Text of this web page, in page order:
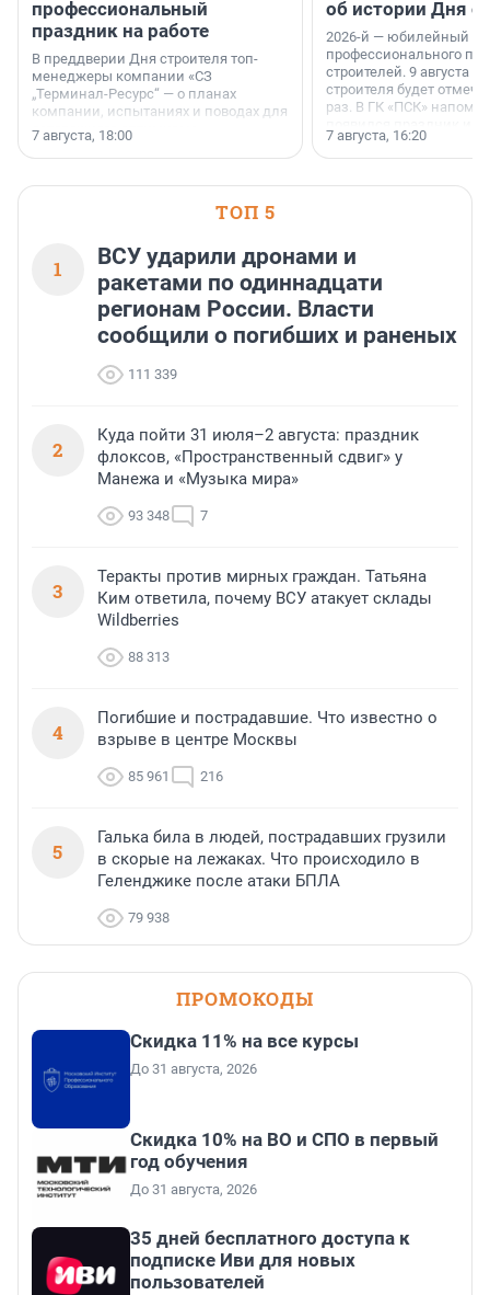
профессиональный
праздник на работе
В преддверии Дня строителя топ-
менеджеры компании «СЗ
„Терминал-Ресурс“ — о планах
компании, испытаниях и поводах для
осторожного оптимизма.
7 августа, 18:00
об истории Дня
2026-й — юбилейный
профессионального
строителей. 9 августа
строителя будет
раз. В ГК «ПСК»
поменялась роль
7 августа, 16:20
ТОП 5
1
ВСУ ударили дронами и
ракетами по одиннадцати
регионам России. Власти
сообщили о погибших и раненых
111 339
2
Куда пойти 31 июля–2 августа: праздник
флоксов, «Пространственный сдвиг» у
Манежа и «Музыка мира»
93 348 7
3
Теракты против мирных граждан. Татьяна
Ким ответила, почему ВСУ атакует склады
Wildberries
88 313
4
Погибшие и пострадавшие. Что известно о
взрыве в центре Москвы
85 961 216
5
Галька била в людей, пострадавших грузили
в скорые на лежаках. Что происходило в
Геленджике после атаки БПЛА
79 938
ПРОМОКОДЫ
Скидка 11% на все курсы
До 31 августа, 2026
Скидка 10% на ВО и СПО в первый
год обучения
До 31 августа, 2026
35 дней бесплатного доступа к
подписке Иви для новых
пользователей